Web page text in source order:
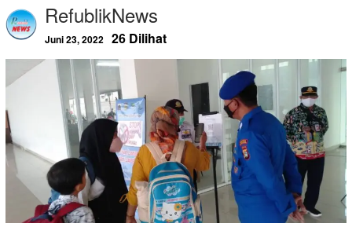
RefublikNews
Juni 23, 2022 26 Dilihat